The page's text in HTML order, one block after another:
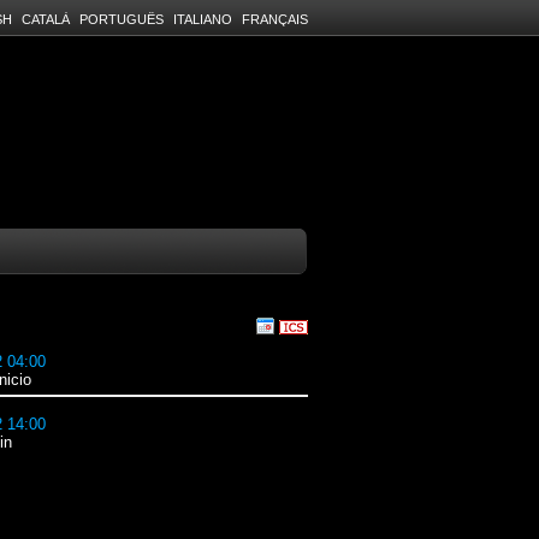
CATALÀ PORTUGUÊS ITALIANO FRANÇAIS
04:00
14:00